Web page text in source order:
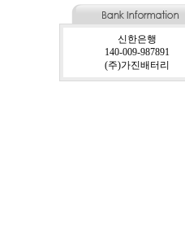
신한은행
140-009-987891
(주)가진배터리